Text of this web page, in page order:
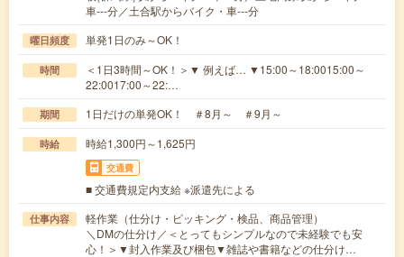
車---分／土合駅からバイク・車---分
曜日頻度 単発1日のみ～OK！
時間
＜1日3時間～OK！＞▼ 例えば… ▼15:00～18:0015:00～
22:0017:00～22:…
期間 1日だけの単発OK！ ＃8月～ ＃9月～
時給 時給1,300円～1,625円
交通費
■ 交通費規定内支給 ※派遣先による
仕事内容
軽作業（仕分け・ピッキング・検品、商品管理）
＼DMの仕分け／＜とってもシンプルなので未経験でも安
心！＞▼封入作業及び梱包▼雑誌や書籍などの仕分け…